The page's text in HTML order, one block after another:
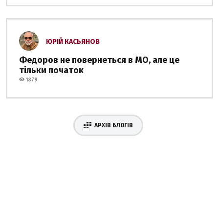
ЮРІЙ КАСЬЯНОВ
Федоров не повернеться в МО, але це
тільки початок
1879
АРХІВ БЛОГІВ